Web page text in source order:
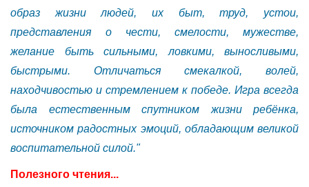
образ жизни людей, их быт, труд, устои,
представления о чести, смелости, мужестве,
желание быть сильными, ловкими, выносливыми,
быстрыми. Отличаться смекалкой, волей,
находчивостью и стремлением к победе. Игра всегда
была естественным спутником жизни ребёнка,
источником радостных эмоций, обладающим великой
воспитательной силой."
Полезного чтения...